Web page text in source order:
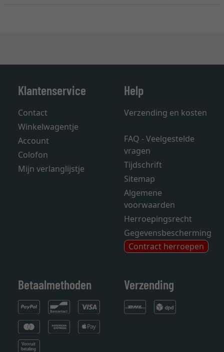
Klantenservice
Contact
Winkelwagentje
Account
Colofon
Mijn verlanglijstje
Help
Verzending en kosten
FAQ - Veelgestelde
vragen
Tijdschrift
Sitemap
Algemene
voorwaarden
Herroepingsrecht
Gegevensbescherming
Contract herroepen
Betaalmethoden Verzending